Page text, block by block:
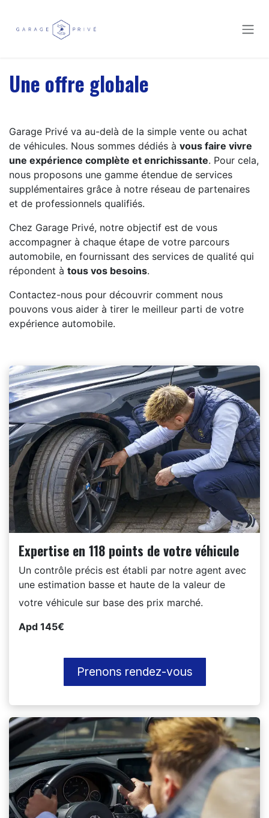
Une offre globale
Garage Privé va au-delà de la simple vente ou achat
de véhicules. Nous sommes dédiés à vous faire vivre
une expérience complète et enrichissante. Pour cela,
nous proposons une gamme étendue de services
supplémentaires grâce à notre réseau de partenaires
et de professionnels qualifiés.
Chez Garage Privé, notre objectif est de vous
accompagner à chaque étape de votre parcours
automobile, en fournissant des services de qualité qui
répondent à tous vos besoins.
Contactez-nous pour découvrir comment nous
pouvons vous aider à tirer le meilleur parti de votre
expérience automobile.
Expertise en 118 points de votre véhicule
Un contrôle précis est établi par notre agent avec
une estimation basse et haute de la valeur de
votre véhicule sur base des prix marché.
Apd 145€
Prenons rendez-vous